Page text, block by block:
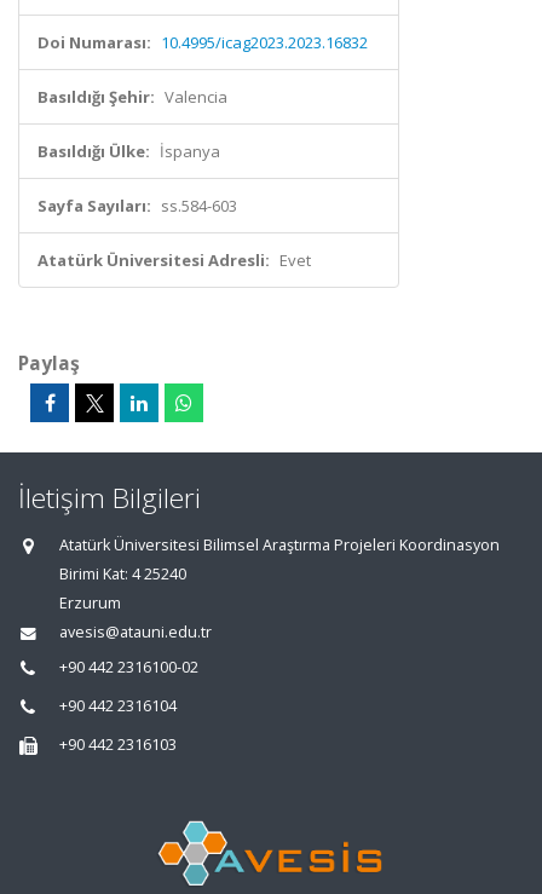
Doi Numarası: 10.4995/icag2023.2023.16832
Basıldığı Şehir: Valencia
Basıldığı Ülke: İspanya
Sayfa Sayıları: ss.584-603
Atatürk Üniversitesi Adresli: Evet
Paylaş
İletişim Bilgileri
Atatürk Üniversitesi Bilimsel Araştırma Projeleri Koordinasyon
Birimi Kat: 4 25240
Erzurum
avesis@atauni.edu.tr
+90 442 2316100-02
+90 442 2316104
+90 442 2316103